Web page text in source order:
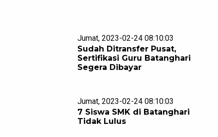
Jumat, 2023-02-24 08:10:03
Sudah Ditransfer Pusat,
Sertifikasi Guru Batanghari
Segera Dibayar
Jumat, 2023-02-24 08:10:03
7 Siswa SMK di Batanghari
Tidak Lulus